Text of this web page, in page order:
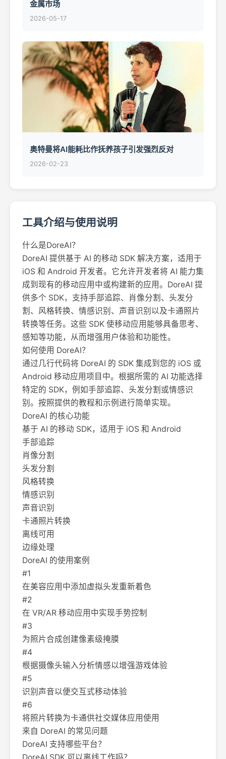
金属市场
2026-05-17
奥特曼将AI能耗比作抚养孩子引发强烈反对
2026-02-23
工具介绍与使用说明
什么是DoreAI？
DoreAI 提供基于 AI 的移动 SDK 解决方案，适用于
iOS 和 Android 开发者。它允许开发者将 AI 能力集
成到现有的移动应用中或构建新的应用。DoreAI 提
供多个 SDK，支持手部追踪、肖像分割、头发分
割、风格转换、情感识别、声音识别以及卡通照片
转换等任务。这些 SDK 使移动应用能够具备思考、
感知等功能，从而增强用户体验和功能性。
如何使用 DoreAI？
通过几行代码将 DoreAI 的 SDK 集成到您的 iOS 或
Android 移动应用项目中。根据所需的 AI 功能选择
特定的 SDK，例如手部追踪、头发分割或情感识
别。按照提供的教程和示例进行简单实现。
DoreAI 的核心功能
基于 AI 的移动 SDK，适用于 iOS 和 Android
手部追踪
肖像分割
头发分割
风格转换
情感识别
声音识别
卡通照片转换
离线可用
边缘处理
DoreAI 的使用案例
#1
在美容应用中添加虚拟头发重新着色
#2
在 VR/AR 移动应用中实现手势控制
#3
为照片合成创建像素级掩膜
#4
根据摄像头输入分析情感以增强游戏体验
#5
识别声音以便交互式移动体验
#6
将照片转换为卡通供社交媒体应用使用
来自 DoreAI 的常见问题
DoreAI 支持哪些平台？